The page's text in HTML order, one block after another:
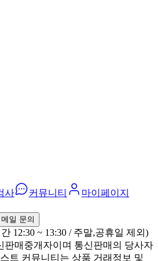
사 커뮤니티
마이페이지
메일 문의
12:30 ~ 13:30 / 주말,공휴일 제외)
판매중개자이며 통신판매의 당사자
트 커뮤니티는 상품 거래정보 및